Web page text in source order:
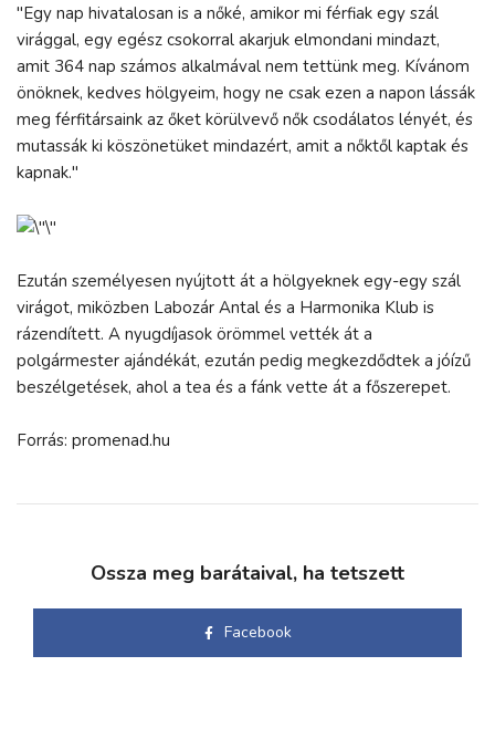
"Egy nap hivatalosan is a nőké, amikor mi férfiak egy szál
virággal, egy egész csokorral akarjuk elmondani mindazt,
amit 364 nap számos alkalmával nem tettünk meg. Kívánom
önöknek, kedves hölgyeim, hogy ne csak ezen a napon lássák
meg férfitársaink az őket körülvevő nők csodálatos lényét, és
mutassák ki köszönetüket mindazért, amit a nőktől kaptak és
kapnak."
Ezután személyesen nyújtott át a hölgyeknek egy-egy szál
virágot, miközben Labozár Antal és a Harmonika Klub is
rázendített. A nyugdíjasok örömmel vették át a
polgármester ajándékát, ezután pedig megkezdődtek a jóízű
beszélgetések, ahol a tea és a fánk vette át a főszerepet.
Forrás: promenad.hu
Ossza meg barátaival, ha tetszett
Facebook